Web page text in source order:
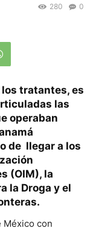
0
280
tratantes, es
las
operaban
de llegar a los
(OIM), la
la Droga y el
México con